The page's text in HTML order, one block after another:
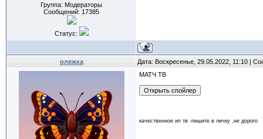
Группа: Модераторы
Сообщений: 17385
Статус:
олежка Дата: Воскресенье, 29.05.2022, 11:10 |
МАТЧ ТВ
качественное ип тв -пишите в личку ,не дорого